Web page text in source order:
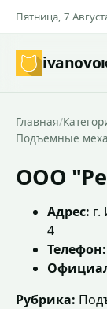
Пятница, 7
ivanovo
Главная/
Подъемные
ООО
Адрес:
4
Телефон:
Рубрика: